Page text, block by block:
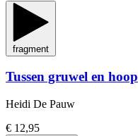
fragment
Tussen gruwel en hoop
Heidi De Pauw
€ 12,95